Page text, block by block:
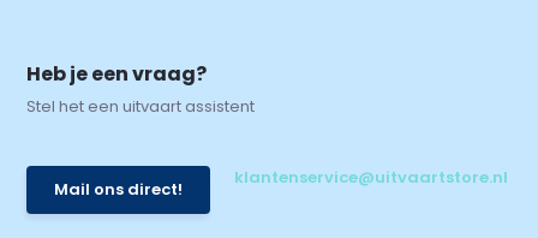
Heb je een vraag?
Stel het een uitvaart assistent
Mail ons direct!
klantenservice@uitvaartstore.nl